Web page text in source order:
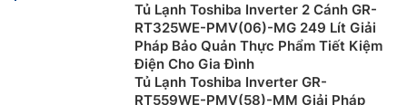
Tủ Lạnh Toshiba Inverter 2 Cánh GR-
RT325WE-PMV(06)-MG 249 Lít Giải
Pháp Bảo Quản Thực Phẩm Tiết Kiệm
Điện Cho Gia Đình
Tủ Lạnh Toshiba Inverter GR-
RT559WE-PMV(58)-MM Giải Pháp